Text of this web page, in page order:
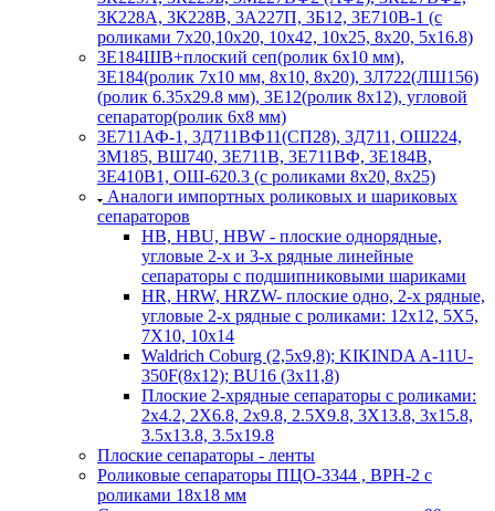
3К228А, 3К228В, 3А227П, 3Б12, 3Е710В-1 (с
роликами 7х20,10х20, 10х42, 10х25, 8х20, 5х16.8)
3Е184ШВ+плоский сеп(ролик 6х10 мм),
3Е184(ролик 7х10 мм, 8х10, 8х20), 3Л722(ЛШ156)
(ролик 6.35х29.8 мм), 3Е12(ролик 8х12), угловой
сепаратор(ролик 6х8 мм)
3Е711АФ-1, 3Д711ВФ11(СП28), 3Д711, ОШ224,
3М185, ВШ740, 3Е711В, 3Е711ВФ, 3Е184В,
3Е410В1, ОШ-620.3 (с роликами 8х20, 8х25)
Аналоги импортных роликовых и шариковых
сепараторов
HB, HBU, HBW - плоские однорядные,
угловые 2-х и 3-х рядные линейные
сепараторы с подшипниковыми шариками
HR, HRW, HRZW- плоские одно, 2-х рядные,
угловые 2-х рядные с роликами: 12х12, 5X5,
7X10, 10х14
Waldrich Coburg (2,5х9,8); KIKINDA A-11U-
350F(8х12); BU16 (3х11,8)
Плоские 2-хрядные сепараторы с роликами:
2х4.2, 2X6.8, 2х9.8, 2.5X9.8, 3X13.8, 3х15.8,
3.5х13.8, 3.5х19.8
Плоские сепараторы - ленты
Роликовые сепараторы ПЦО-3344 , ВРН-2 с
роликами 18х18 мм